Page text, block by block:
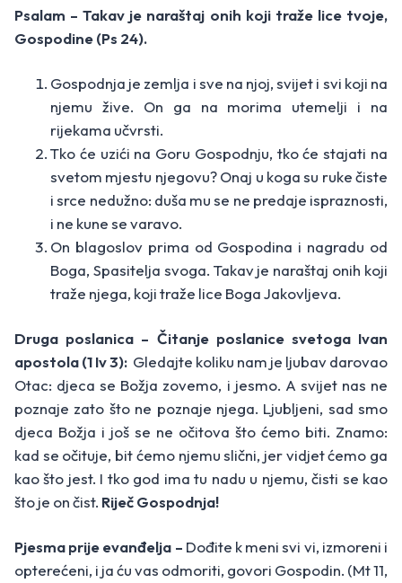
Psalam – Takav je naraštaj onih koji traže lice tvoje,
Gospodine (Ps 24).
Gospodnja je zemlja i sve na njoj, svijet i svi koji na
njemu žive. On ga na morima utemelji i na
rijekama učvrsti.
Tko će uzići na Goru Gospodnju, tko će stajati na
svetom mjestu njegovu? Onaj u koga su ruke čiste
i srce nedužno: duša mu se ne predaje ispraznosti,
i ne kune se varavo.
On blagoslov prima od Gospodina i nagradu od
Boga, Spasitelja svoga. Takav je naraštaj onih koji
traže njega, koji traže lice Boga Jakovljeva.
Druga poslanica – Čitanje poslanice svetoga Ivan
apostola (1 Iv 3): Gledajte koliku nam je ljubav darovao
Otac: djeca se Božja zovemo, i jesmo. A svijet nas ne
poznaje zato što ne poznaje njega. Ljubljeni, sad smo
djeca Božja i još se ne očitova što ćemo biti. Znamo:
kad se očituje, bit ćemo njemu slični, jer vidjet ćemo ga
kao što jest. I tko god ima tu nadu u njemu, čisti se kao
što je on čist. Riječ Gospodnja!
Pjesma prije evanđelja – Dođite k meni svi vi, izmoreni i
opterećeni, i ja ću vas odmoriti, govori Gospodin. (Mt 11,